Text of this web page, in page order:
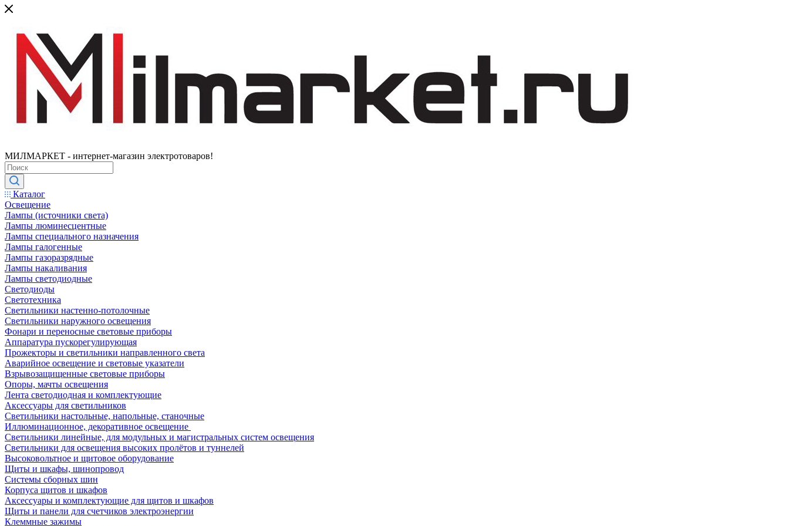
МИЛМАРКЕТ - интернет-магазин электротоваров!
Каталог
Освещение
Лампы (источники света)
Лампы люминесцентные
Лампы специального назначения
Лампы галогенные
Лампы газоразрядные
Лампы накаливания
Лампы светодиодные
Светодиоды
Светотехника
Светильники настенно-потолочные
Светильники наружного освещения
Фонари и переносные световые приборы
Аппаратура пускорегулирующая
Прожекторы и светильники направленного света
Аварийное освещение и световые указатели
Взрывозащищенные световые приборы
Опоры, мачты освещения
Лента светодиодная и комплектующие
Аксессуары для светильников
Светильники настольные, напольные, станочные
Иллюминационное, декоративное освещение
Светильники линейные, для модульных и магистральных систем освещения
Светильники для освещения высоких пролётов и туннелей
Высоковольтное и щитовое оборудование
Щиты и шкафы, шинопровод
Системы сборных шин
Корпуса щитов и шкафов
Аксессуары и комплектующие для щитов и шкафов
Щиты и панели для счетчиков электроэнергии
Клеммные зажимы